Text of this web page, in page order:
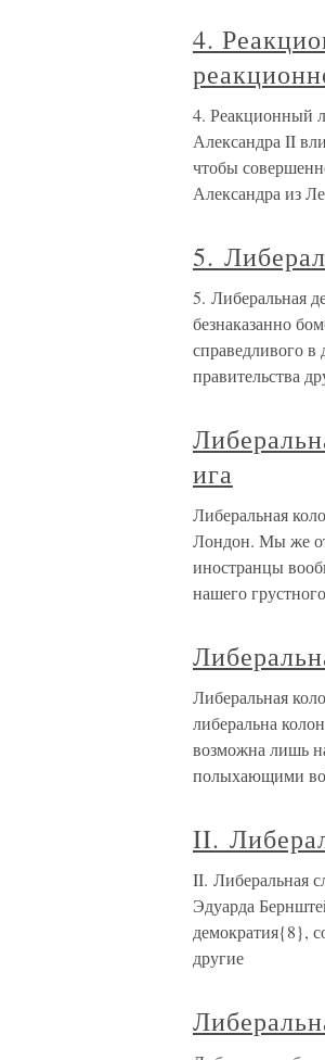
4.
4. Реакционный
Александра II
чтобы
Александра из
5.
5. Либеральная
безнаказанно
справедливого в
правительства
ига
Либеральная
Лондон. Мы же
иностранцы
нашего
Либеральная
либеральна
возможна лишь
полыхающими
II.
II. Либеральная
Эдуарда
демократия{8},
другие